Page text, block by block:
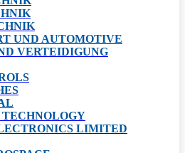
UND AUTOMOTIVE
VERTEIDIGUNG
TECHNOLOGY
LIMITED